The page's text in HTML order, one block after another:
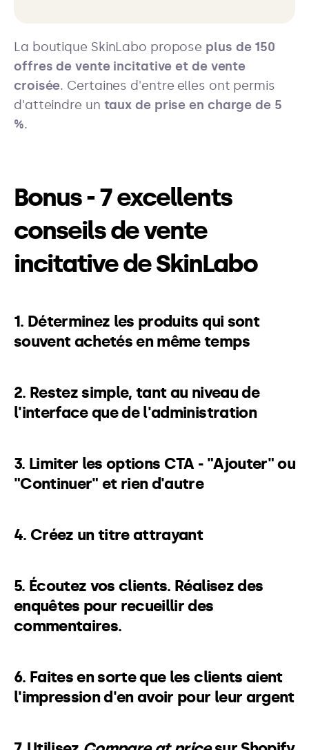
La boutique SkinLabo propose plus de 150
offres de vente incitative et de vente
croisée. Certaines d'entre elles ont permis
d'atteindre un taux de prise en charge de 5
%.
Bonus - 7 excellents
conseils de vente
incitative de SkinLabo
1. Déterminez les produits qui sont
souvent achetés en même temps
2. Restez simple, tant au niveau de
l'interface que de l'administration
3. Limiter les options CTA - "Ajouter" ou
"Continuer" et rien d'autre
4. Créez un titre attrayant
5. Écoutez vos clients. Réalisez des
enquêtes pour recueillir des
commentaires.
6. Faites en sorte que les clients aient
l'impression d'en avoir pour leur argent